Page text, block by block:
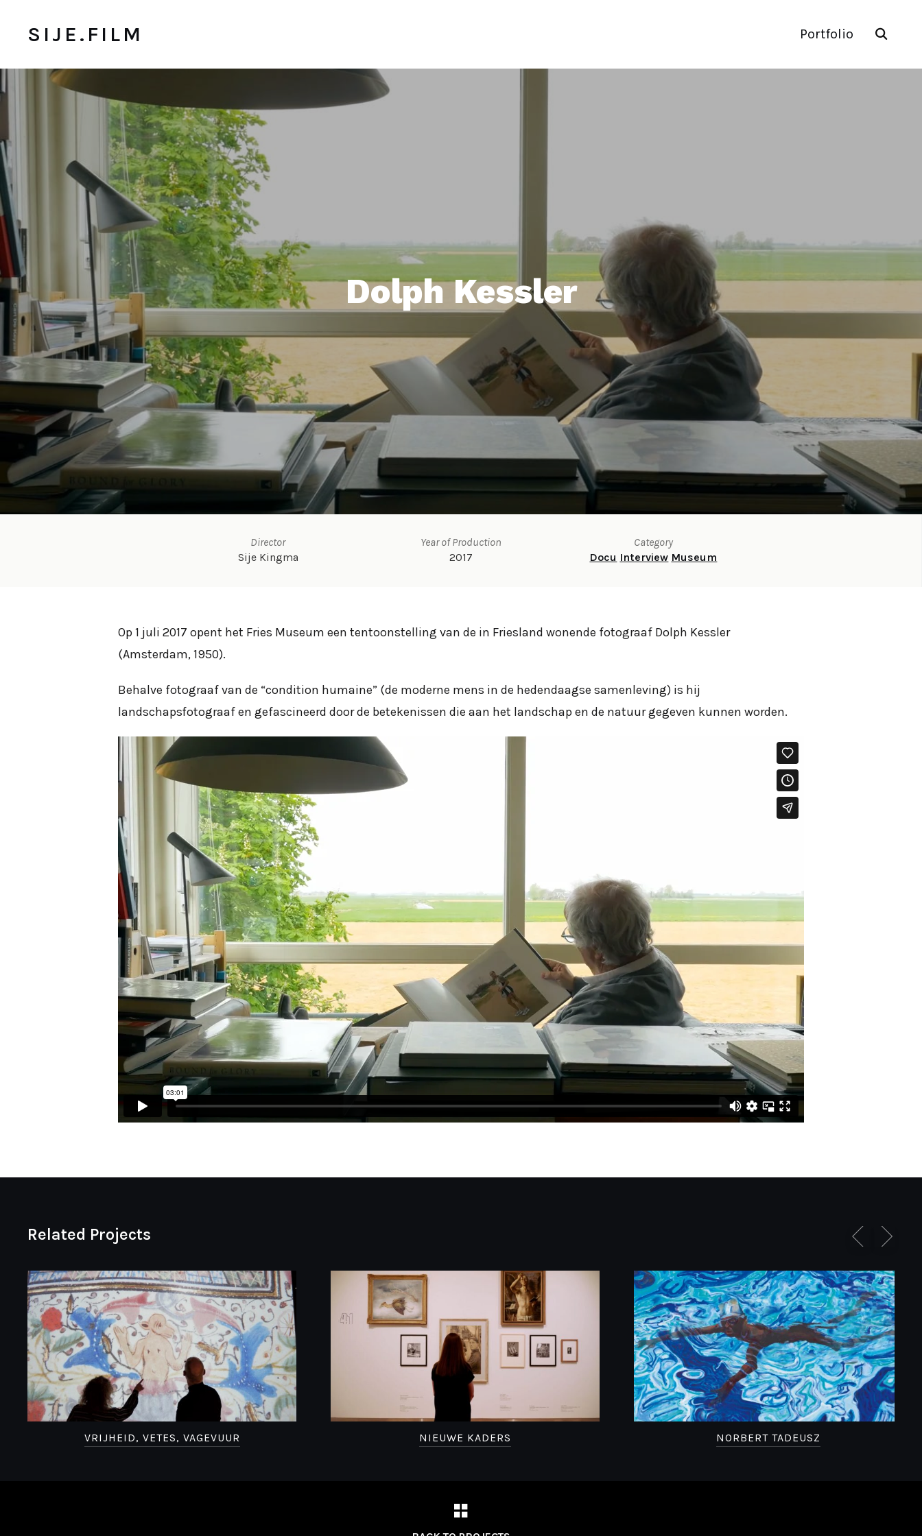
SIJE.FILM Portfolio
Dolph Kessler
Director
Sije Kingma
Year of Production
2017
Category
Docu Interview Museum
Op 1 juli 2017 opent het Fries Museum een tentoonstelling van de in Friesland wonende fotograaf Dolph Kessler
(Amsterdam, 1950).
Behalve fotograaf van de “condition humaine” (de moderne mens in de hedendaagse samenleving) is hij
landschapsfotograaf en gefascineerd door de betekenissen die aan het landschap en de natuur gegeven kunnen worden.
Related Projects
VRIJHEID, VETES, VAGEVUUR NIEUWE KADERS NORBERT TADEUSZ